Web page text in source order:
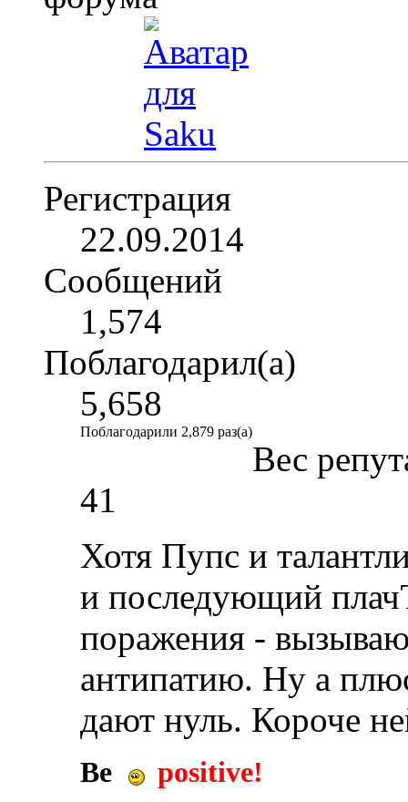
Регистрация
22.09.2014
Сообщений
1,574
Поблагодарил(а)
5,658
Поблагодарили 2,879 раз(а)
Вес
41
Хотя Пупс и
и последующий
поражения -
антипатию. Ну а
дают нуль. Короче
Be positive!